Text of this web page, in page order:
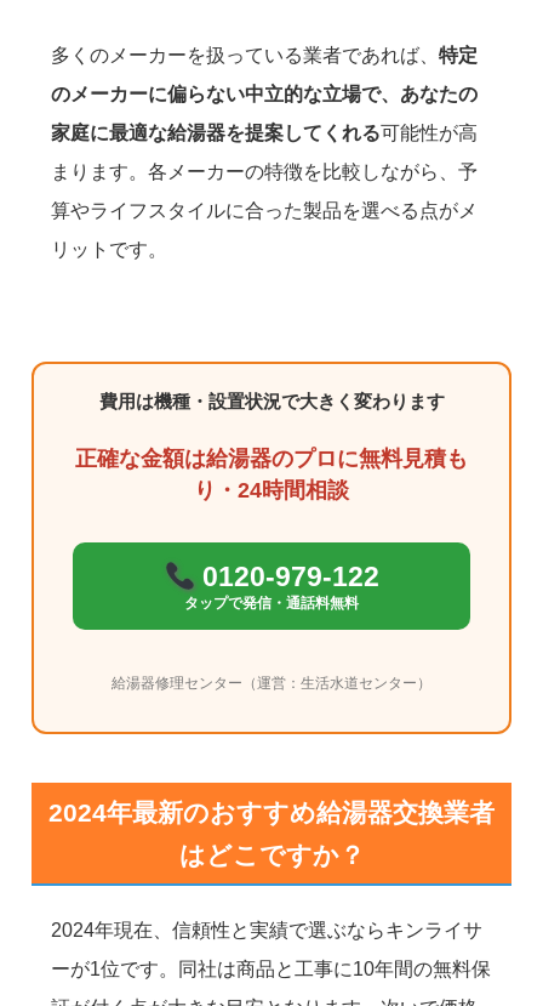
多くのメーカーを扱っている業者であれば、 特定
のメーカーに偏らない中立的な立場で、あなたの
家庭に最適な給湯器を提案してくれる可能性が高
まります。各メーカーの特徴を比較しながら、予
算やライフスタイルに合った製品を選べる点がメ
リットです。
費用は機種・設置状況で大きく変わります
正確な金額は給湯器のプロに無料見積も
り・24時間相談
0120-979-122
タップで発信・通話料無料
給湯器修理センター（運営：生活水道センター）
2024年最新のおすすめ給湯器交換業者
はどこですか？
2024年現在、信頼性と実績で選ぶならキンライサ
ーが1位です。同社は商品と工事に10年間の無料保